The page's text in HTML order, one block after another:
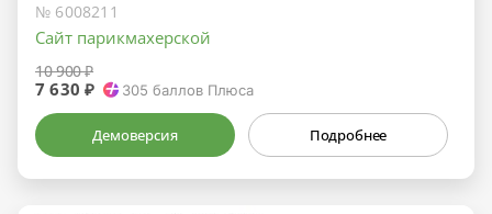
№ 6008211
Сайт парикмахерской
10 900 ₽
7 630 ₽ 305 баллов Плюса
Демоверсия Подробнее